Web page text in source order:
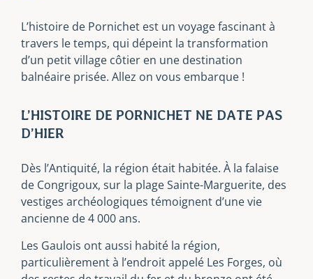
L’histoire de Pornichet est un voyage fascinant à
travers le temps, qui dépeint la transformation
d’un petit village côtier en une destination
balnéaire prisée. Allez on vous embarque !
L’HISTOIRE DE PORNICHET NE DATE PAS
D’HIER
Dès l’Antiquité, la région était habitée. À la falaise
de Congrigoux, sur la plage Sainte-Marguerite, des
vestiges archéologiques témoignent d’une vie
ancienne de 4 000 ans.
Les Gaulois ont aussi habité la région,
particulièrement à l’endroit appelé Les Forges, où